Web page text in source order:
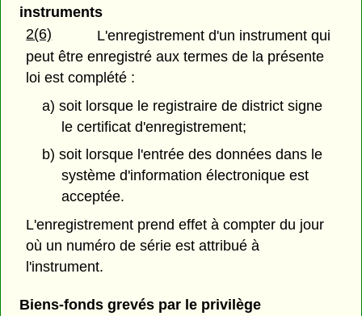
instruments
2(6)
L'enregistrement d'un instrument qui
peut être enregistré aux termes de la présente
loi est complété :
a) soit lorsque le registraire de district signe
le certificat d'enregistrement;
b) soit lorsque l'entrée des données dans le
système d'information électronique est
acceptée.
L'enregistrement prend effet à compter du jour
où un numéro de série est attribué à
l'instrument.
Biens-fonds grevés par le privilège